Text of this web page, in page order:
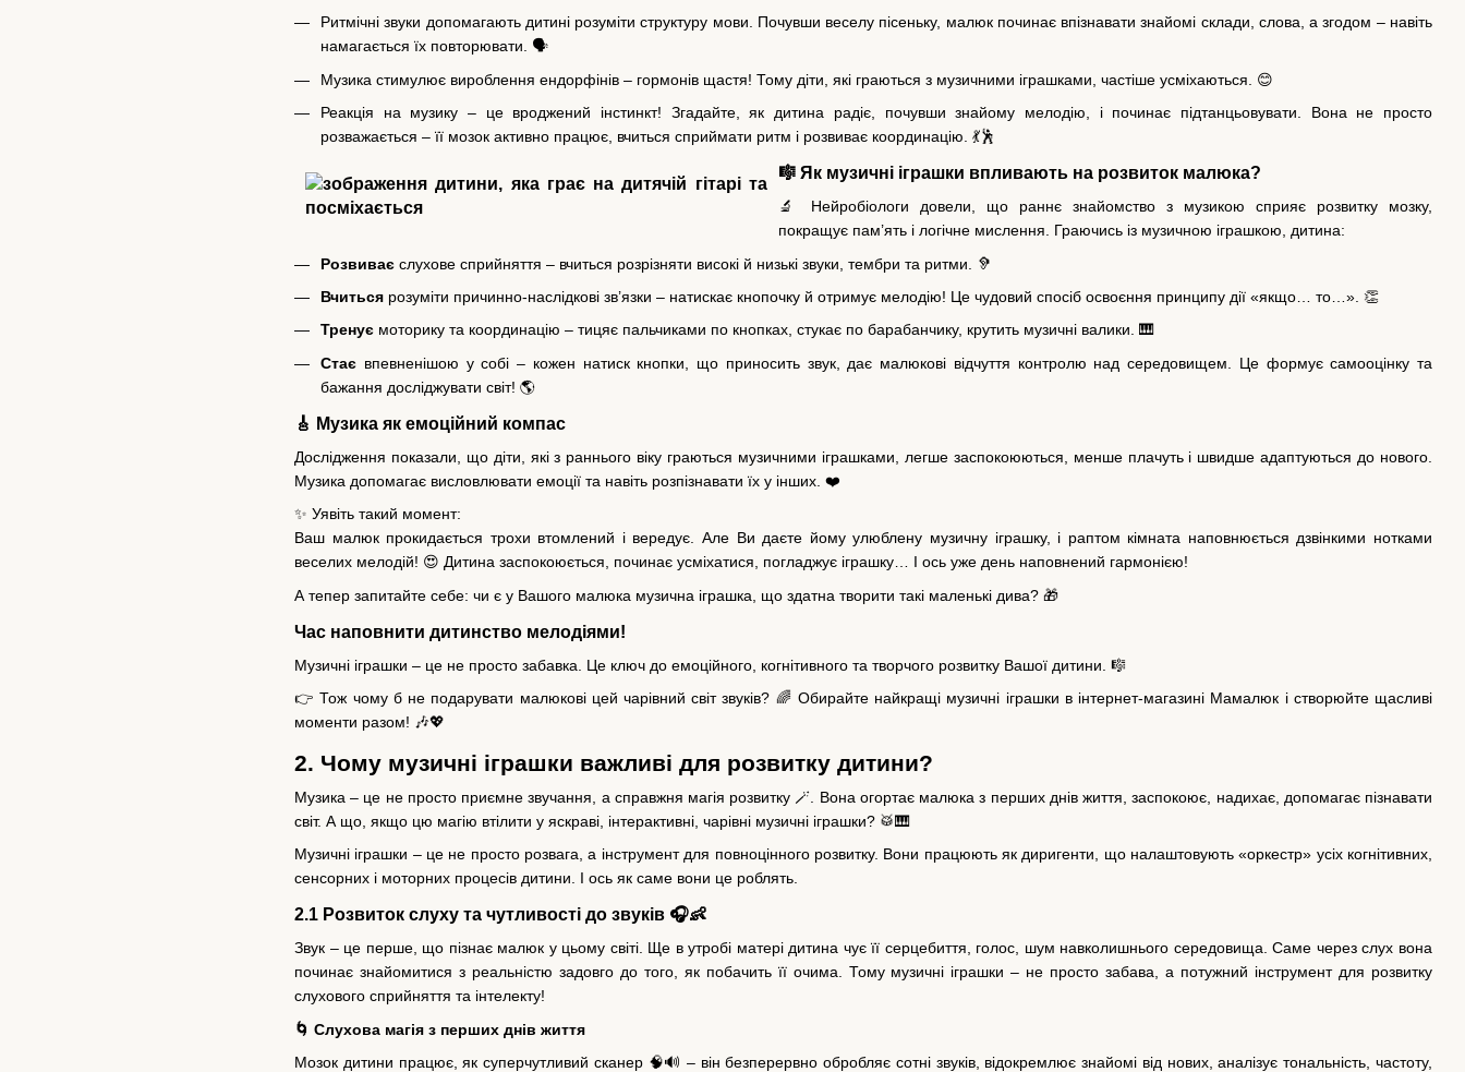
Ритмічні звуки допомагають дитині розуміти структуру мови. Почувши веселу пісеньку, малюк починає впізнавати знайомі склади, слова, а згодом – навіть
намагається їх повторювати. 🗣
Музика стимулює вироблення ендорфінів – гормонів щастя! Тому діти, які граються з музичними іграшками, частіше усміхаються. 😊
Реакція на музику – це вроджений інстинкт! Згадайте, як дитина радіє, почувши знайому мелодію, і починає підтанцьовувати. Вона не просто
розважається – її мозок активно працює, вчиться сприймати ритм і розвиває координацію. 💃🕺
🎼 Як музичні іграшки впливають на розвиток малюка?
🔬 Нейробіологи довели, що раннє знайомство з музикою сприяє розвитку мозку,
покращує пам’ять і логічне мислення. Граючись із музичною іграшкою, дитина:
Розвиває слухове сприйняття – вчиться розрізняти високі й низькі звуки, тембри та ритми. 🦻
Вчиться розуміти причинно-наслідкові зв’язки – натискає кнопочку й отримує мелодію! Це чудовий спосіб освоєння принципу дії «якщо… то…». 👏
Тренує моторику та координацію – тицяє пальчиками по кнопках, стукає по барабанчику, крутить музичні валики. 🎹
Стає впевненішою у собі – кожен натиск кнопки, що приносить звук, дає малюкові відчуття контролю над середовищем. Це формує самооцінку та
бажання досліджувати світ! 🌎
🎸 Музика як емоційний компас
Дослідження показали, що діти, які з раннього віку граються музичними іграшками, легше заспокоюються, менше плачуть і швидше адаптуються до нового.
Музика допомагає висловлювати емоції та навіть розпізнавати їх у інших. ❤️
✨ Уявіть такий момент:
Ваш малюк прокидається трохи втомлений і вередує. Але Ви даєте йому улюблену музичну іграшку, і раптом кімната наповнюється дзвінкими нотками
веселих мелодій! 😍 Дитина заспокоюється, починає усміхатися, погладжує іграшку… І ось уже день наповнений гармонією!
А тепер запитайте себе: чи є у Вашого малюка музична іграшка, що здатна творити такі маленькі дива? 🎁
Час наповнити дитинство мелодіями!
Музичні іграшки – це не просто забавка. Це ключ до емоційного, когнітивного та творчого розвитку Вашої дитини. 🎼
👉 Тож чому б не подарувати малюкові цей чарівний світ звуків? 🌈 Обирайте найкращі музичні іграшки в інтернет-магазині Мамалюк і створюйте щасливі
моменти разом! 🎶💖
2. Чому музичні іграшки важливі для розвитку дитини?
Музика – це не просто приємне звучання, а справжня магія розвитку 🪄. Вона огортає малюка з перших днів життя, заспокоює, надихає, допомагає пізнавати
світ. А що, якщо цю магію втілити у яскраві, інтерактивні, чарівні музичні іграшки? 🥁🎹
Музичні іграшки – це не просто розвага, а інструмент для повноцінного розвитку. Вони працюють як диригенти, що налаштовують «оркестр» усіх когнітивних,
сенсорних і моторних процесів дитини. І ось як саме вони це роблять.
2.1 Розвиток слуху та чутливості до звуків 🎧👶
Звук – це перше, що пізнає малюк у цьому світі. Ще в утробі матері дитина чує її серцебиття, голос, шум навколишнього середовища. Саме через слух вона
починає знайомитися з реальністю задовго до того, як побачить її очима. Тому музичні іграшки – не просто забава, а потужний інструмент для розвитку
слухового сприйняття та інтелекту!
🌀 Слухова магія з перших днів життя
Мозок дитини працює, як суперчутливий сканер 🧠🔊 – він безперервно обробляє сотні звуків, відокремлює знайомі від нових, аналізує тональність, частоту,